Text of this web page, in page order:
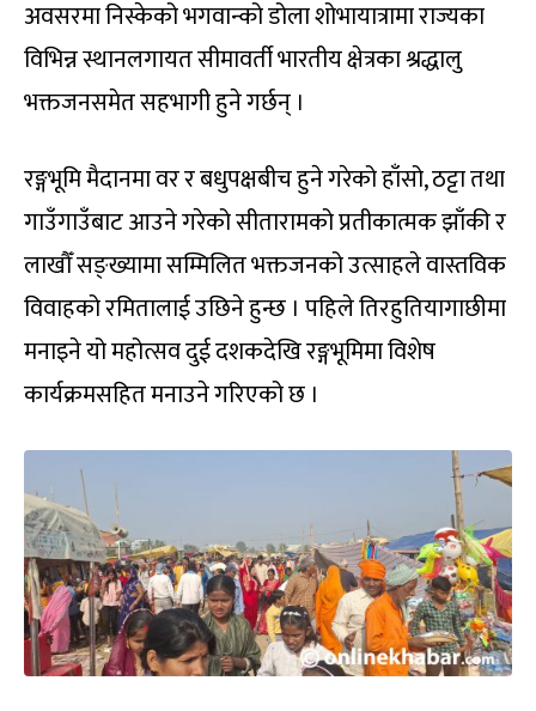
अवसरमा निस्केको भगवान्को डोला शोभायात्रामा राज्यका
विभिन्न स्थानलगायत सीमावर्ती भारतीय क्षेत्रका श्रद्धालु
भक्तजनसमेत सहभागी हुने गर्छन् ।
रङ्गभूमि मैदानमा वर र बधुपक्षबीच हुने गरेको हाँसो, ठट्टा तथा
गाउँगाउँबाट आउने गरेको सीतारामको प्रतीकात्मक झाँकी र
लाखौँ सङ्ख्यामा सम्मिलित भक्तजनको उत्साहले वास्तविक
विवाहको रमितालाई उछिने हुन्छ । पहिले तिरहुतियागाछीमा
मनाइने यो महोत्सव दुई दशकदेखि रङ्गभूमिमा विशेष
कार्यक्रमसहित मनाउने गरिएको छ ।